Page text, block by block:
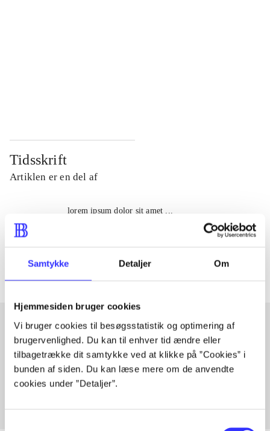
Samtykke Detaljer Om
Hjemmesiden bruger cookies
Vi bruger cookies til besøgsstatistik og optimering af
brugervenlighed. Du kan til enhver tid ændre eller
tilbagetrække dit samtykke ved at klikke på ”Cookies” i
bunden af siden. Du kan læse mere om de anvendte
cookies under ”Detaljer”.
Tidsskrift
Artiklen er en del af
lorem ipsum dolor sit amet ...
Artikler med samme emner
Fra